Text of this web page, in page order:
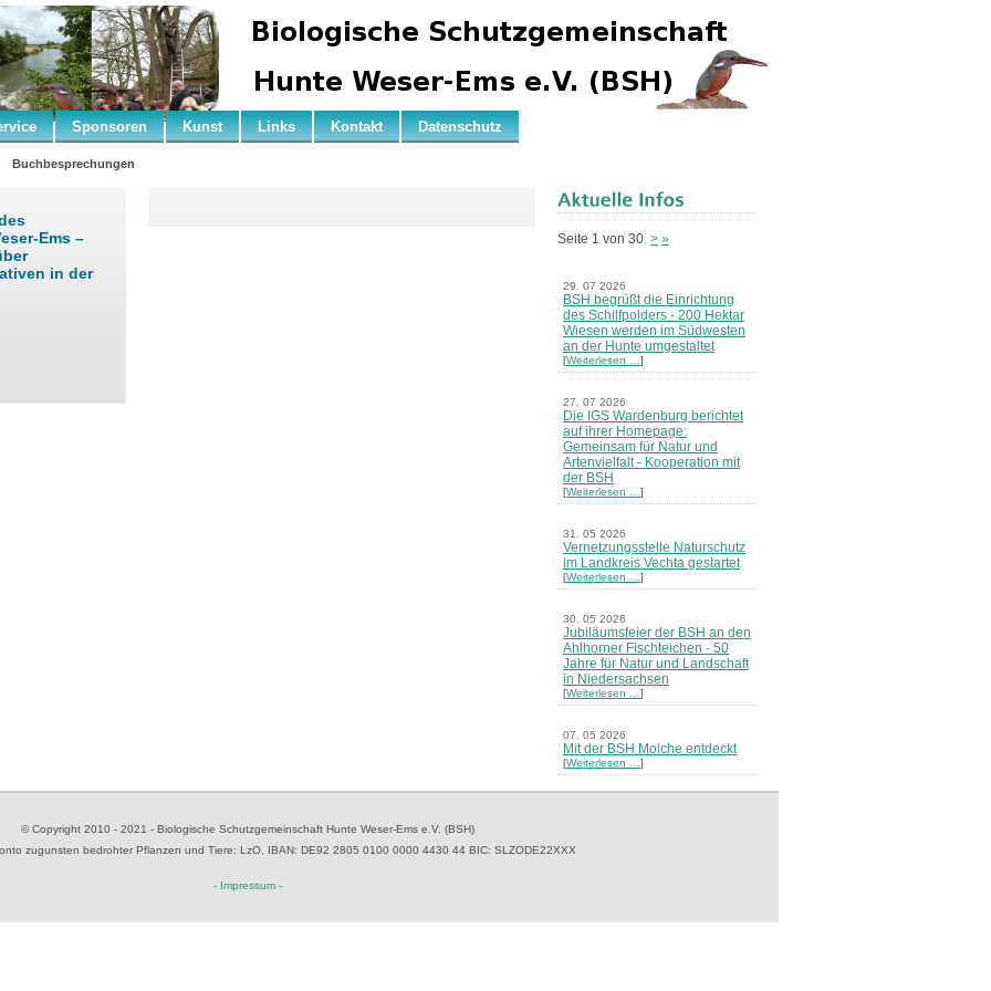
Sponsoren Kunst Links Kontakt Datenschutz
Buchbesprechungen
Ems –
in der
Seite 1 von 30 > »
29. 07 2026
BSH begrüßt die Einrichtung
des Schilfpolders - 200 Hektar
Wiesen werden im Südwesten
an der Hunte umgestaltet
[Weiterlesen … ]
27. 07 2026
Die IGS Wardenburg berichtet
auf ihrer Homepage:
Gemeinsam für Natur und
Artenvielfalt - Kooperation mit
der BSH
[Weiterlesen … ]
31. 05 2026
Vernetzungsstelle Naturschutz
im Landkreis Vechta gestartet
[Weiterlesen … ]
30. 05 2026
Jubiläumsfeier der BSH an den
Ahlhorner Fischteichen - 50
Jahre für Natur und Landschaft
in Niedersachsen
[Weiterlesen … ]
07. 05 2026
Mit der BSH Molche entdeckt
[Weiterlesen … ]
[Weiterlesen …
© Copyright 2010 - 2021 - Biologische Schutzgemeinschaft Hunte Weser-Ems e.V. (BSH)
zugunsten bedrohter Pflanzen und Tiere: LzO, IBAN: DE92 2805 0100 0000 4430 44 BIC: SLZODE22XXX
- Impressum -